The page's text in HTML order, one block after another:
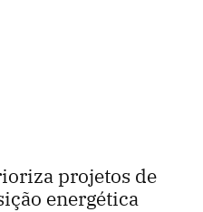
projetos de
energética